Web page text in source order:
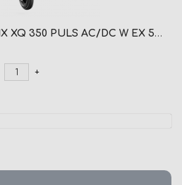
SPAWARKA EWM TETRIX XQ 350 PULS AC/DC W EX 5P 090-005674-00002
+